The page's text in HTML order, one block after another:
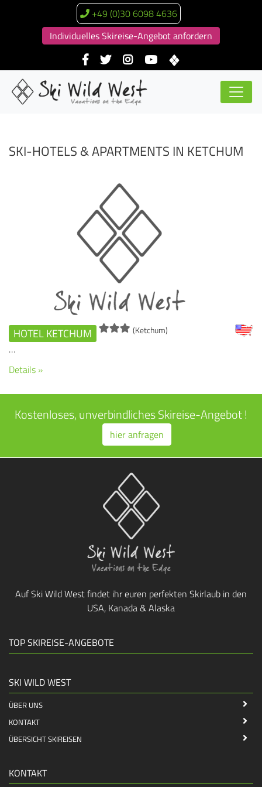
+49 (0)30 6098 4636
Individuelles Skireise-Angebot anfordern
SKI-HOTELS & APARTMENTS IN KETCHUM
HOTEL KETCHUM (Ketchum)
…
Details »
Kostenloses, unverbindliches Skireise-Angebot !
hier anfragen
Auf Ski Wild West findet ihr euren perfekten Skirlaub in den
USA, Kanada & Alaska
TOP SKIREISE-ANGEBOTE
SKI WILD WEST
ÜBER UNS
KONTAKT
ÜBERSICHT SKIREISEN
KONTAKT